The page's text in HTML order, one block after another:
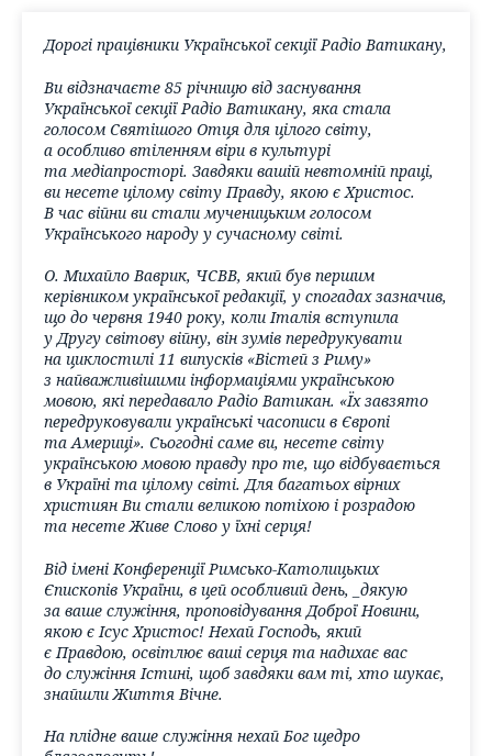
Дорогі працівники Української секції Радіо Ватикану,
Ви відзначаєте 85 річницю від заснування
Української секції Радіо Ватикану, яка стала
голосом Святішого Отця для цілого світу,
а особливо втіленням віри в культурі
та медіапросторі. Завдяки вашій невтомній праці,
ви несете цілому світу Правду, якою є Христос.
В час війни ви стали мученицьким голосом
Українського народу у сучасному світі.
О. Михайло Ваврик, ЧСВВ, який був першим
керівником української редакції, у спогадах зазначив,
що до червня 1940 року, коли Італія вступила
у Другу світову війну, він зумів передрукувати
на циклостилі 11 випусків «Вістей з Риму»
з найважливішими інформаціями українською
мовою, які передавало Радіо Ватикан. «Їх завзято
передруковували українські часописи в Європі
та Америці». Сьогодні саме ви, несете світу
українською мовою правду про те, що відбувається
в Україні та цілому світі. Для багатьох вірних
християн Ви стали великою потіхою і розрадою
та несете Живе Слово у їхні серця!
Від імені Конференції Римсько-Католицьких
Єпископів України, в цей особливий день, _дякую
за ваше служіння, проповідування Доброї Новини,
якою є Ісус Христос! Нехай Господь, який
є Правдою, освітлює ваші серця та надихає вас
до служіння Істині, щоб завдяки вам ті, хто шукає,
знайшли Життя Вічне.
На плідне ваше служіння нехай Бог щедро